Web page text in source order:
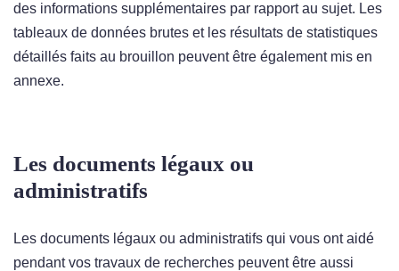
des informations supplémentaires par rapport au sujet. Les
tableaux de données brutes et les résultats de statistiques
détaillés faits au brouillon peuvent être également mis en
annexe.
Les documents légaux ou
administratifs
Les documents légaux ou administratifs qui vous ont aidé
pendant vos travaux de recherches peuvent être aussi